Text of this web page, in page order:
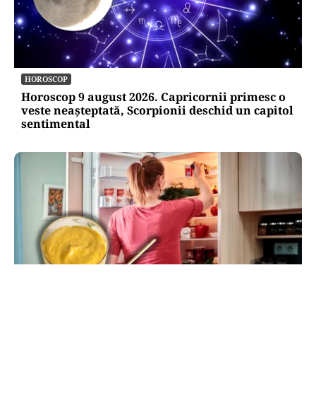
HOROSCOP
Horoscop 9 august 2026. Capricornii primesc o
veste neașteptată, Scorpionii deschid un capitol
sentimental